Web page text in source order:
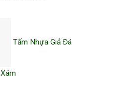
Tấm Nhựa Giả Đá